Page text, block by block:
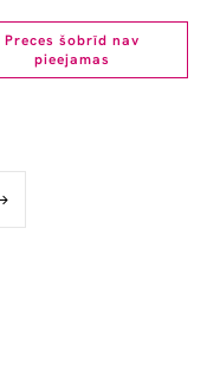
Preces šobrīd nav
pieejamas